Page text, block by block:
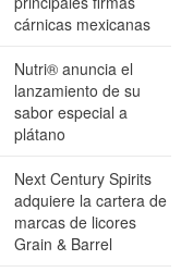
cárnicas mexicanas
Nutri® anuncia el
lanzamiento de su
sabor especial a
plátano
Next Century Spirits
adquiere la cartera de
marcas de licores
Grain & Barrel